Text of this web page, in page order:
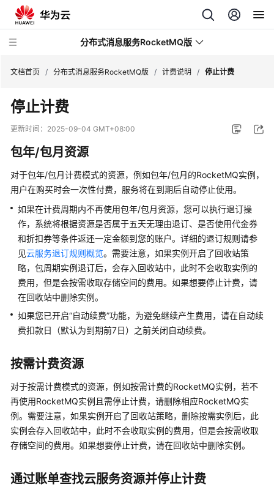
分布式消息服务RocketMQ版
最
新
态
服
务
公
告
产
品
介
绍
计
费
明
计
费
概
述
模
文档首页 / 分布式消息服务RocketMQ版 / 计费说明 / 停止计费
停止计费
更新时间： 2025-09-04 GMT+08:00
包年/包月资源
对于包年/包月计费模式的资源，例如包年/包月的RocketMQ实例，
用户在购买时会一次性付费，服务将在到期后自动停止使用。
如果在计费周期内不再使用包年/包月资源，您可以执行退订操
作，系统将根据资源是否属于五天无理由退订、是否使用代金券
和折扣券等条件返还一定金额到您的账户。详细的退订规则请参
见云服务退订规则概览。需要注意，如果实例开启了回收站策
略，包周期实例退订后，会存入回收站中，此时不会收取实例的
费用，但是会按需收取存储空间的费用。如果想要停止计费，请
在回收站中删除实例。
如果您已开启“自动续费”功能，为避免继续产生费用，请在自动续
费扣款日（默认为到期前7日）之前关闭自动续费。
按需计费资源
对于按需计费模式的资源，例如按需计费的RocketMQ实例，若不
再使用RocketMQ实例且需停止计费，请删除相应RocketMQ实
例。需要注意，如果实例开启了回收站策略，删除按需实例后，此
实例会存入回收站中，此时不会收取实例的费用，但是会按需收取
存储空间的费用。如果想要停止计费，请在回收站中删除实例。
通过账单查找云服务资源并停止计费